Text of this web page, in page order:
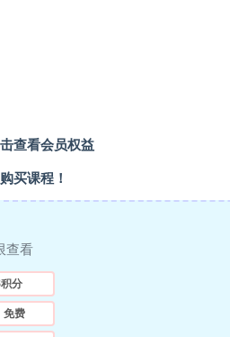
查看会员权益
买课程！
查看
分
免费